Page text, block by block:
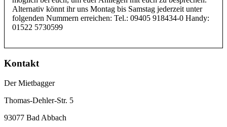
Alternativ könnt ihr uns Montag bis Samstag jederzeit unter
folgenden Nummern erreichen: Tel.: 09405 918434-0 Handy:
01522 5730599
Kontakt
Der Mietbagger
Thomas-Dehler-Str. 5
93077 Bad Abbach